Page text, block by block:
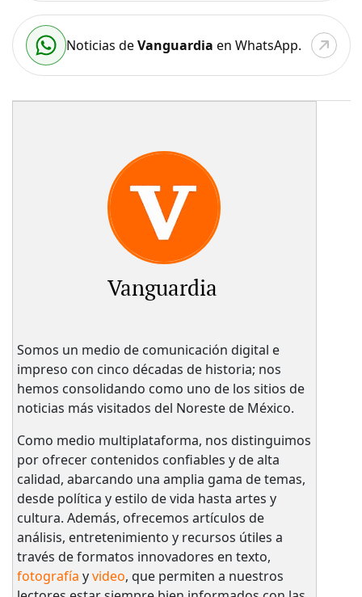
Noticias deVanguardia en WhatsApp.
Vanguardia
Somos un medio de comunicación digital e
impreso con cinco décadas de historia; nos
hemos consolidando como uno de los sitios de
noticias más visitados del Noreste de México.
Como medio multiplataforma, nos distinguimos
por ofrecer contenidos confiables y de alta
calidad, abarcando una amplia gama de temas,
desde política y estilo de vida hasta artes y
cultura. Además, ofrecemos artículos de
análisis, entretenimiento y recursos útiles a
través de formatos innovadores en texto,
fotografía yvideo, que permiten a nuestros